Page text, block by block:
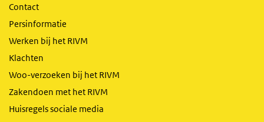
Contact
Persinformatie
Werken bij het RIVM
Klachten
Woo-verzoeken bij het RIVM
Zakendoen met het RIVM
Huisregels sociale media